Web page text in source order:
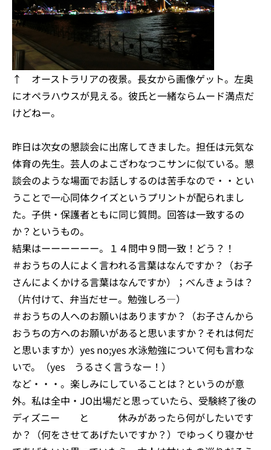
↑ オーストラリアの夜景。長女から画像ゲット。左奥
にオペラハウスが見える。彼氏と一緒ならムード満点だ
けどねー。
昨日は次女の懇談会に出席してきました。担任は元気な
体育の先生。芸人のよこざわなつこサンに似ている。懇
談会のような場面でお話しするのは苦手なので・・とい
うことで一心同体クイズというプリントが配られまし
た。子供・保護者ともに同じ質問。回答は一致するの
か？というもの。
結果はーーーーーー。１４問中９問一致！どう？！
＃おうちの人によく言われる言葉はなんですか？（お子
さんによくかける言葉はなんですか）；べんきょうは？
（片付けて、弁当だせー。勉強しろ―）
＃おうちの人へのお願いはありますか？（お子さんから
おうちの方へのお願いがあると思いますか？それは何だ
と思いますか）yes no;yes 水泳勉強について何も言わな
いで。（yes うるさく言うなー！）
など・・・。楽しみにしていることは？というのが意
外。私は全中・JO出場だと思っていたら、受験終了後の
ディズニー と 休みがあったら何がしたいです
か？（何をさせてあげたいですか？）でゆっくり寝かせ